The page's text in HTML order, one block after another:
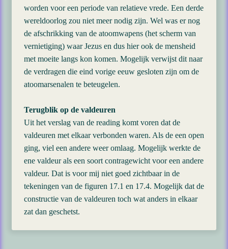
worden voor een periode van relatieve vrede. Een derde
wereldoorlog zou niet meer nodig zijn. Wel was er nog
de afschrikking van de atoomwapens (het scherm van
vernietiging) waar Jezus en dus hier ook de mensheid
met moeite langs kon komen. Mogelijk verwijst dit naar
de verdragen die eind vorige eeuw gesloten zijn om de
atoomarsenalen te beteugelen.
Terugblik op de valdeuren
Uit het verslag van de reading komt voren dat de
valdeuren met elkaar verbonden waren. Als de een open
ging, viel een andere weer omlaag. Mogelijk werkte de
ene valdeur als een soort contragewicht voor een andere
valdeur. Dat is voor mij niet goed zichtbaar in de
tekeningen van de figuren 17.1 en 17.4. Mogelijk dat de
constructie van de valdeuren toch wat anders in elkaar
zat dan geschetst.